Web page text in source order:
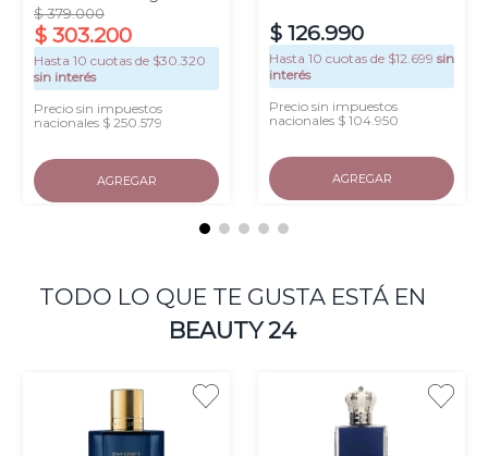
$ 379.000
$ 303.200
Hasta 10 cuotas de $30.320
sin interés
Precio sin impuestos
nacionales $ 250.579
AGREGAR
$ 126.990
Hasta 10 cuotas de $12.699 sin
interés
Precio sin impuestos
nacionales $ 104.950
AGREGAR
TODO LO QUE TE GUSTA ESTÁ EN
BEAUTY 24